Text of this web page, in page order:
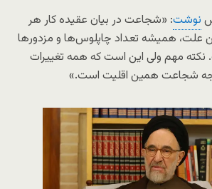
نوشت: «شجاعت در بیان عقیده کار هر
همیشه تعداد چاپلوس‌ها و مزدورها
نکته مهم ولی این است که همه تغییرات
شجاعت همین اقلیت است.»